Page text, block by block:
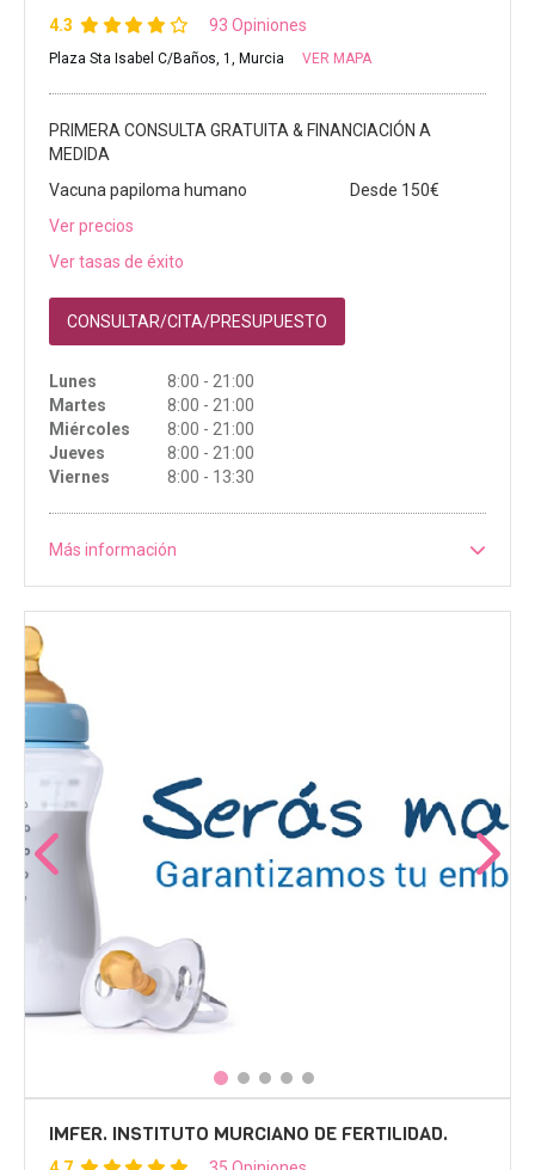
4.3 93 Opiniones
Plaza Sta Isabel C/Baños, 1, Murcia VER MAPA
PRIMERA CONSULTA GRATUITA & FINANCIACIÓN A
MEDIDA
Vacuna papiloma humano
Desde 150€
Ver precios
Ver tasas de éxito
CONSULTAR/CITA/PRESUPUESTO
Lunes
8:00 - 21:00
Martes
8:00 - 21:00
Miércoles
8:00 - 21:00
Jueves
8:00 - 21:00
Viernes
8:00 - 13:30
Más información
IMFER. INSTITUTO MURCIANO DE FERTILIDAD.